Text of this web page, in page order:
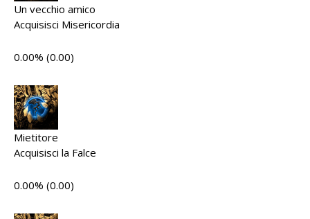
Un vecchio amico
Acquisisci Misericordia
0.00% (0.00)
Mietitore
Acquisisci la Falce
0.00% (0.00)